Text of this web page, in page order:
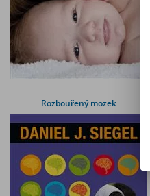
Rozbouřený mozek